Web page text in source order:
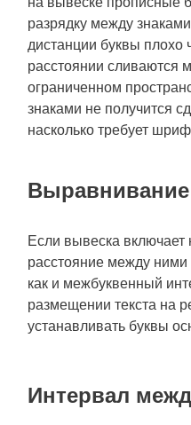
разрядку между
дистанции буквы плохо
расстоянии сливаются
ограниченном
знаками не получится
насколько требует
Если вывеска включает
расстояние между
как и межбуквенный
размещении текста на
устанавливать буквы
Интервал